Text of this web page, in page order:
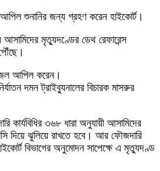
শুনানির জন্য গ্রহণ করেন হাইকোর্ট।
আসামিদের মৃত্যুদণ্ডের ডেথ রেফারেন্স
আপিল করেন।
দমন ট্রাইব্যুনালের বিচারক মাসরুর
কার্যবিধির ৩৬৮ ধারা অনুযায়ী আসামিদের
দিয়ে ঝুলিয়ে রাখতে হবে। আর ফৌজদারি
বিভাগের অনুমোদন সাপেক্ষে এ মৃত্যুদণ্ড